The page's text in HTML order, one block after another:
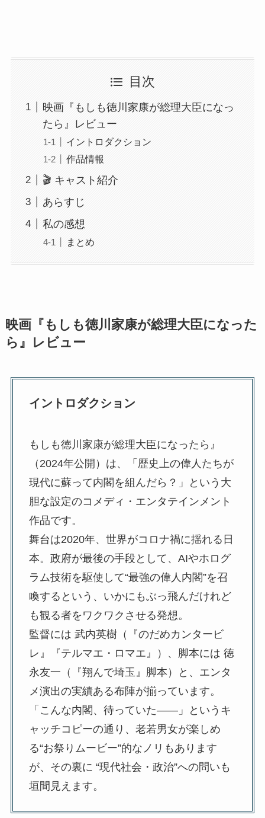
目次
映画『もしも徳川家康が総理大臣になっ
たら』レビュー
イントロダクション
作品情報
🎬 キャスト紹介
あらすじ
私の感想
まとめ
映画『もしも徳川家康が総理大臣になった
ら』レビュー
イントロダクション
もしも徳川家康が総理大臣になったら』
（2024年公開）は、「歴史上の偉人たちが
現代に蘇って内閣を組んだら？」という大
胆な設定のコメディ・エンタテインメント
作品です。
舞台は2020年、世界がコロナ禍に揺れる日
本。政府が最後の手段として、AIやホログ
ラム技術を駆使して“最強の偉人内閣”を召
喚するという、いかにもぶっ飛んだけれど
も観る者をワクワクさせる発想。
監督には 武内英樹（『のだめカンタービ
レ』『テルマエ・ロマエ』）、脚本には 徳
永友一（『翔んで埼玉』脚本）と、エンタ
メ演出の実績ある布陣が揃っています。
「こんな内閣、待っていた――」というキ
ャッチコピーの通り、老若男女が楽しめ
る“お祭りムービー”的なノリもあります
が、その裏に “現代社会・政治”への問いも
垣間見えます。